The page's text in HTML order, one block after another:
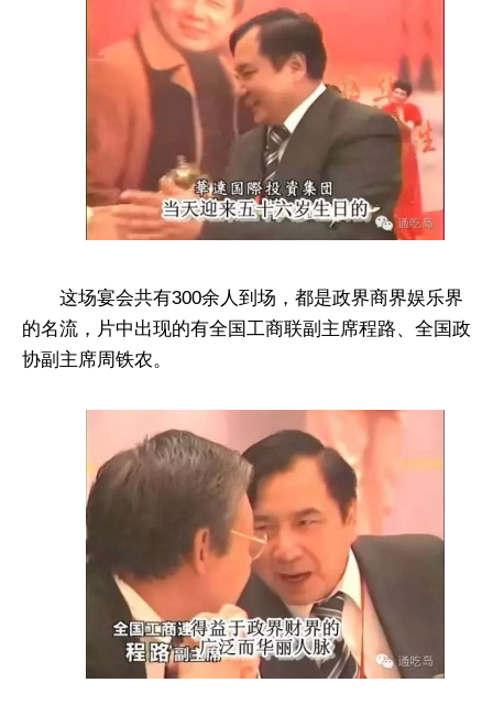
这场宴会共有300余人到场，都是政界商界娱乐界
的名流，片中出现的有全国工商联副主席程路、全国政
协副主席周铁农。